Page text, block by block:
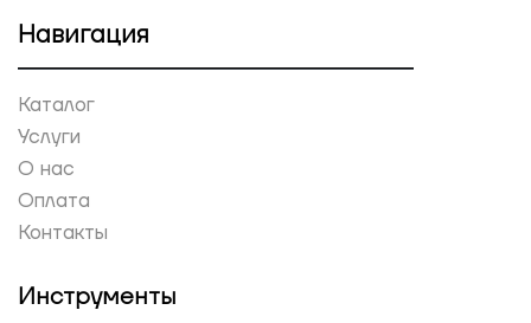
Навигация
Каталог
Услуги
О нас
Оплата
Контакты
Инструменты